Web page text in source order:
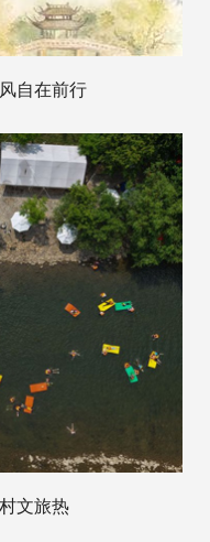
自在前行
文旅热